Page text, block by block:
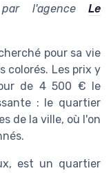
l'agence Le
pour sa vie
colorés. Les prix y
de 4 500 € le
: le quartier
de la ville, où l'on
est un quartier